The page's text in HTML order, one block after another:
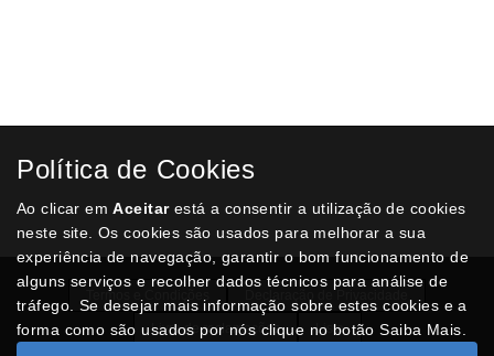
Termos e Condições
Livro de reclamações Lista
Política de Cookies
Ao clicar emAceitarestá a consentir a utilização de cookies
neste site. Os cookies são usados para melhorar a sua
experiência de navegação, garantir o bom funcionamento de
alguns serviços e recolher dados técnicos para análise de
tráfego. Se desejar mais informação sobre estes cookies e a
forma como são usados por nós clique no botão Saiba Mais.